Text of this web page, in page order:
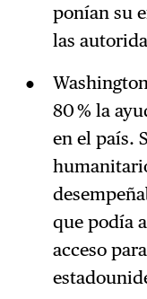
ponían su
las
80 % la
en el país.
que podía
acceso